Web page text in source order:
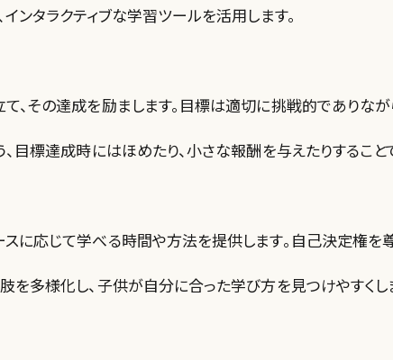
ンタラクティブな学習ツールを活用します。
、その達成を励まします。目標は適切に挑戦的でありな
目標達成時にはほめたり、小さな報酬を与えたりするこ
に応じて学べる時間や方法を提供します。自己決定権を
多様化し、子供が自分に合った学び方を見つけやすくし